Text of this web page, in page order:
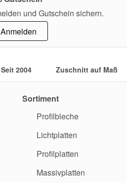
und Gutschein sichern.
Anmelden
Seit 2004 Zuschnitt auf Maß
Sortiment
Profilbleche
Lichtplatten
Profilplatten
Massivplatten